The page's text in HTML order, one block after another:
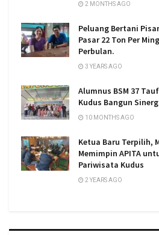
2 MONTHS AGO
Peluang Bertani
Pasar 22 Ton Per
Perbulan.
3 YEARS AGO
Alumnus BSM 37
Kudus Bangun
10 MONTHS AGO
Ketua Baru Terpilih,
Memimpin APITA
Pariwisata Kudus
2 YEARS AGO